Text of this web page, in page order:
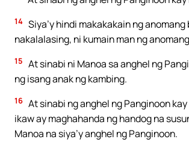
14 Siya’y hindi makakakain ng
nakalalasing, ni kumain man ng
15 At sinabi ni Manoa sa anghel ng
ng isang anak ng kambing.
16 At sinabi ng anghel ng Panginoon
ikaw ay maghahanda ng handog na
Manoa na siya’y anghel ng Panginoon.